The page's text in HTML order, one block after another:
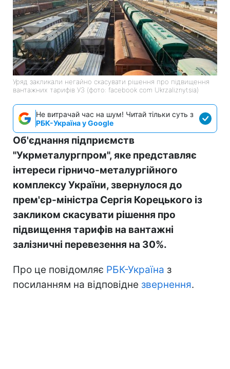
Уряд закликали негайно скасувати рішення про підвищення
вантажних тарифів УЗ (фото: facebook com Ukrzaliznytsia)
Не витрачай час на шум! Читай тільки суть з
РБК-Україна у Google
Об'єднання підприємств
"Укрметалургпром", яке представляє
інтереси гірничо-металургійного
комплексу України, звернулося до
прем'єр-міністра Сергія Корецького із
закликом скасувати рішення про
підвищення тарифів на вантажні
залізничні перевезення на 30%.
Про це повідомляє РБК-Україна з
посиланням на відповідне звернення.